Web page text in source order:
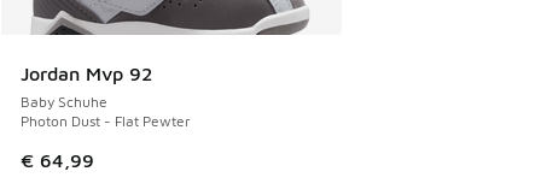
Jordan Mvp 92
Baby Schuhe
Photon Dust - Flat Pewter
€ 64,99